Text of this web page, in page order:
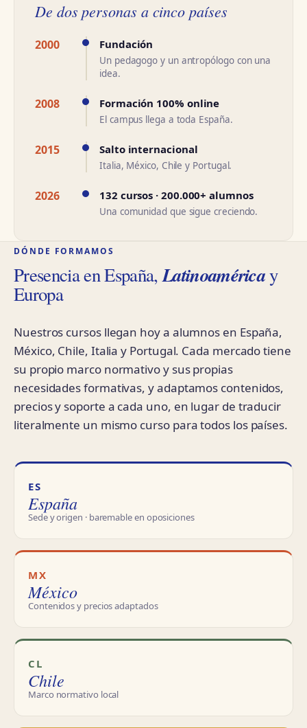
De dos personas a cinco países
2000 Fundación
Un pedagogo y un antropólogo con una
idea.
2008 Formación 100% online
El campus llega a toda España.
2015 Salto internacional
Italia, México, Chile y Portugal.
2026 132 cursos · 200.000+ alumnos
Una comunidad que sigue creciendo.
DÓNDE FORMAMOS
Presencia en España,Latinoaméricay
Europa
Nuestros cursos llegan hoy a alumnos en España,
México, Chile, Italia y Portugal. Cada mercado tiene
su propio marco normativo y sus propias
necesidades formativas, y adaptamos contenidos,
precios y soporte a cada uno, en lugar de traducir
literalmente un mismo curso para todos los países.
ES
España
Sede y origen · baremable en oposiciones
MX
México
Contenidos y precios adaptados
CL
Chile
Marco normativo local